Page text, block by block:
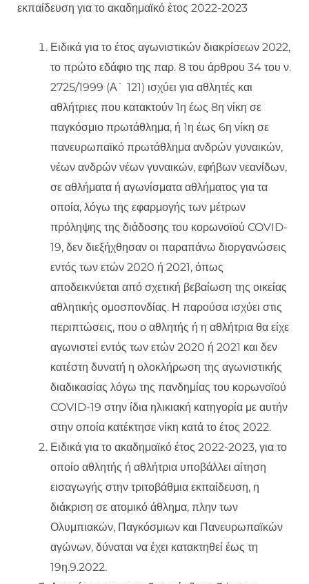
εκπαίδευση για το ακαδημαϊκό έτος 2022-2023
Ειδικά για το έτος αγωνιστικών διακρίσεων 2022,
το πρώτο εδάφιο της παρ. 8 του άρθρου 34 του ν.
2725/1999 (Α` 121) ισχύει για αθλητές και
αθλήτριες που κατακτούν 1η έως 8η νίκη σε
παγκόσμιο πρωτάθλημα, ή 1η έως 6η νίκη σε
πανευρωπαϊκό πρωτάθλημα ανδρών γυναικών,
νέων ανδρών νέων γυναικών, εφήβων νεανίδων,
σε αθλήματα ή αγωνίσματα αθλήματος για τα
οποία, λόγω της εφαρμογής των μέτρων
πρόληψης της διάδοσης του κορωνοϊού COVID-
19, δεν διεξήχθησαν οι παραπάνω διοργανώσεις
εντός των ετών 2020 ή 2021, όπως
αποδεικνύεται από σχετική βεβαίωση της οικείας
αθλητικής ομοσπονδίας. Η παρούσα ισχύει στις
περιπτώσεις, που ο αθλητής ή η αθλήτρια θα είχε
αγωνιστεί εντός των ετών 2020 ή 2021 και δεν
κατέστη δυνατή η ολοκλήρωση της αγωνιστικής
διαδικασίας λόγω της πανδημίας του κορωνοϊού
COVID-19 στην ίδια ηλικιακή κατηγορία με αυτήν
στην οποία κατέκτησε νίκη κατά το έτος 2022.
Ειδικά για το ακαδημαϊκό έτος 2022-2023, για το
οποίο αθλητής ή αθλήτρια υποβάλλει αίτηση
εισαγωγής στην τριτοβάθμια εκπαίδευση, η
διάκριση σε ατομικό άθλημα, πλην των
Ολυμπιακών, Παγκόσμιων και Πανευρωπαϊκών
αγώνων, δύναται να έχει κατακτηθεί έως τη
19η.9.2022.